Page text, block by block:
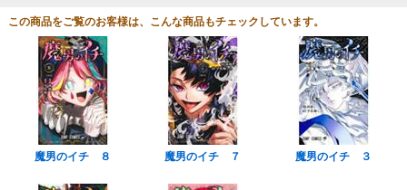
この商品をご覧のお客様は、こんな商品もチェックしています。
魔男のイチ ８ 魔男のイチ ７ 魔男のイチ ３